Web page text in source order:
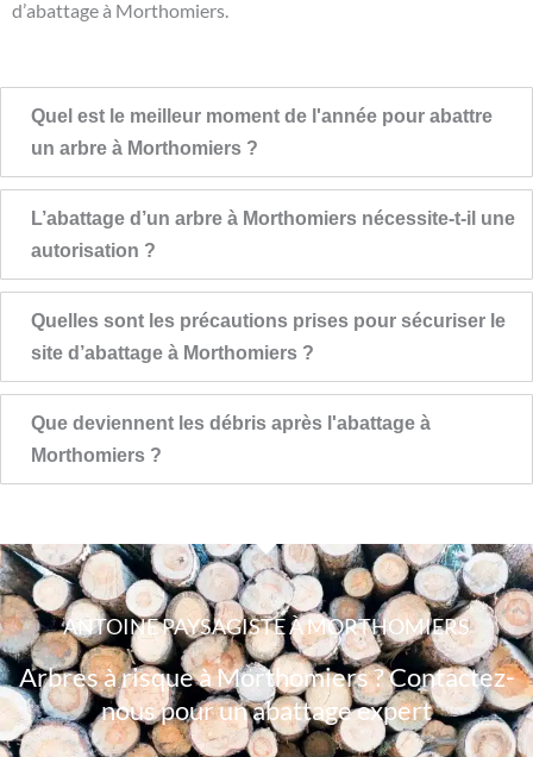
d’abattage à Morthomiers.
Quel est le meilleur moment de l'année pour abattre
un arbre à Morthomiers ?
L’abattage d’un arbre à Morthomiers nécessite-t-il une
autorisation ?
Quelles sont les précautions prises pour sécuriser le
site d’abattage à Morthomiers ?
Que deviennent les débris après l'abattage à
Morthomiers ?
ANTOINE PAYSAGISTE À MORTHOMIERS
Arbres à risque à Morthomiers ? Contactez-
nous pour un abattage expert